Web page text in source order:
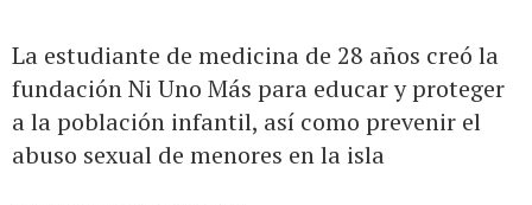
La estudiante de medicina de 28 años creó la
fundación Ni Uno Más para educar y proteger
a la población infantil, así como prevenir el
abuso sexual de menores en la isla